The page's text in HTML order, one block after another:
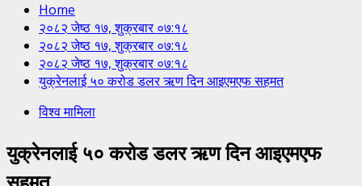
Home
२०८२ जेष्ठ १७, शुक्रबार ०७:१८
२०८२ जेष्ठ १७, शुक्रबार ०७:१८
२०८२ जेष्ठ १७, शुक्रबार ०७:१८
युक्रेनलाई ५० करोड डलर ऋण दिन आइएमएफ सहमत
विश्व मामिला
युक्रेनलाई ५० करोड डलर ऋण दिन आइएमएफ